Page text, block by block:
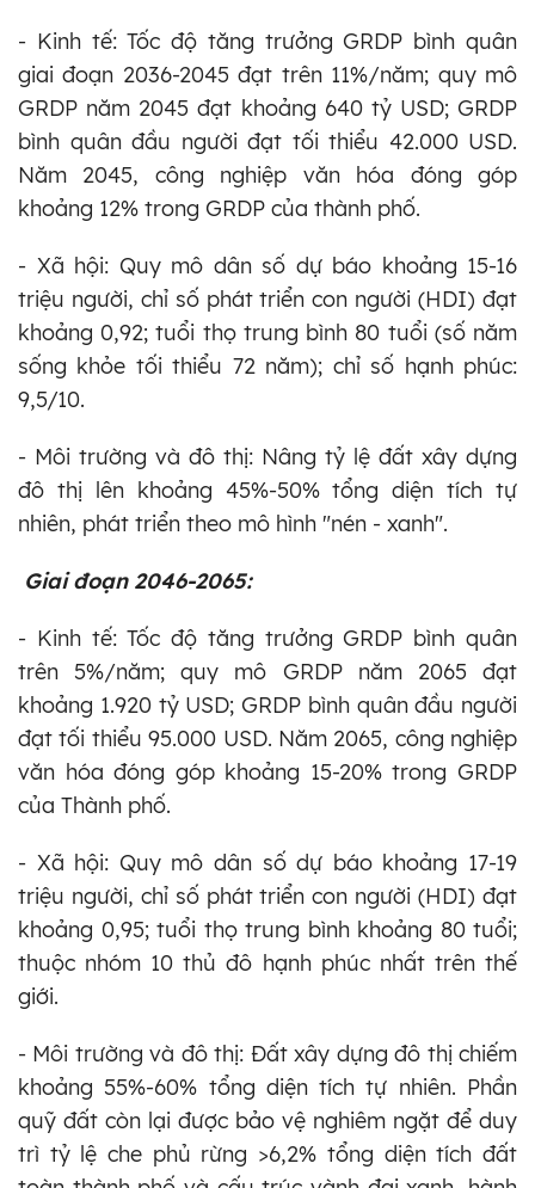
- Kinh tế: Tốc độ tăng trưởng GRDP bình quân
giai đoạn 2036-2045 đạt trên 11%/năm; quy mô
GRDP năm 2045 đạt khoảng 640 tỷ USD; GRDP
bình quân đầu người đạt tối thiểu 42.000 USD.
Năm 2045, công nghiệp văn hóa đóng góp
khoảng 12% trong GRDP của thành phố.
- Xã hội: Quy mô dân số dự báo khoảng 15-16
triệu người, chỉ số phát triển con người (HDI) đạt
khoảng 0,92; tuổi thọ trung bình 80 tuổi (số năm
sống khỏe tối thiểu 72 năm); chỉ số hạnh phúc:
9,5/10.
- Môi trường và đô thị: Nâng tỷ lệ đất xây dựng
đô thị lên khoảng 45%-50% tổng diện tích tự
nhiên, phát triển theo mô hình "nén - xanh".
Giai đoạn 2046-2065:
- Kinh tế: Tốc độ tăng trưởng GRDP bình quân
trên 5%/năm; quy mô GRDP năm 2065 đạt
khoảng 1.920 tỷ USD; GRDP bình quân đầu người
đạt tối thiểu 95.000 USD. Năm 2065, công nghiệp
văn hóa đóng góp khoảng 15-20% trong GRDP
của Thành phố.
- Xã hội: Quy mô dân số dự báo khoảng 17-19
triệu người, chỉ số phát triển con người (HDI) đạt
khoảng 0,95; tuổi thọ trung bình khoảng 80 tuổi;
thuộc nhóm 10 thủ đô hạnh phúc nhất trên thế
giới.
- Môi trường và đô thị: Đất xây dựng đô thị chiếm
khoảng 55%-60% tổng diện tích tự nhiên. Phần
quỹ đất còn lại được bảo vệ nghiêm ngặt để duy
trì tỷ lệ che phủ rừng >6,2% tổng diện tích đất